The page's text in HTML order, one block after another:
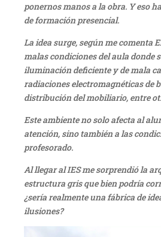
ponernos manos a la obra. Y eso
de formación presencial.
La idea surge, según me comenta
malas condiciones del aula donde
iluminación deficiente y de mala
radiaciones electromagnéticas de
distribución del mobiliario, entre
Este ambiente no solo afecta al
atención, sino también a las
profesorado.
Al llegar al IES me sorprendió la
estructura gris que bien podría
¿sería realmente una fábrica de
ilusiones?